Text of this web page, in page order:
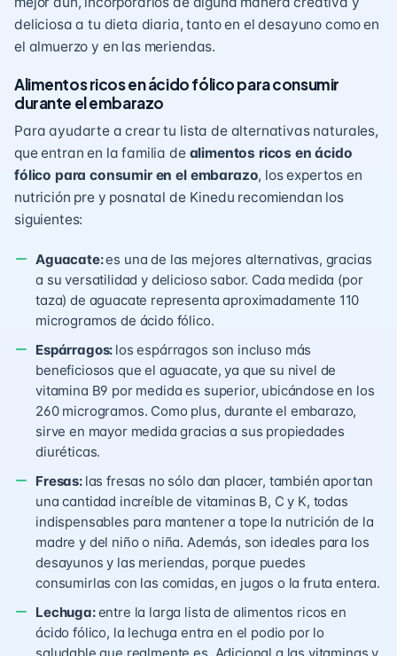
deliciosa a tu dieta diaria, tanto en el desayuno como en
el almuerzo y en las meriendas.
Alimentos ricos en ácido fólico para consumir
durante el embarazo
Para ayudarte a crear tu lista de alternativas naturales,
que entran en la familia de alimentos ricos en ácido
fólico para consumir en el embarazo, los expertos en
nutrición pre y posnatal de Kinedu recomiendan los
siguientes:
Aguacate:es una de las mejores alternativas, gracias
a su versatilidad y delicioso sabor. Cada medida (por
taza) de aguacate representa aproximadamente 110
microgramos de ácido fólico.
Espárragos: los espárragos son incluso más
beneficiosos que el aguacate, ya que su nivel de
vitamina B9 por medida es superior, ubicándose en los
260 microgramos. Como plus, durante el embarazo,
sirve en mayor medida gracias a sus propiedades
diuréticas.
Fresas: las fresas no sólo dan placer, también aportan
una cantidad increíble de vitaminas B, C y K, todas
indispensables para mantener a tope la nutrición de la
madre y del niño o niña. Además, son ideales para los
desayunos y las meriendas, porque puedes
consumirlas con las comidas, en jugos o la fruta entera.
Lechuga:entre la larga lista de alimentos ricos en
ácido fólico, la lechuga entra en el podio por lo